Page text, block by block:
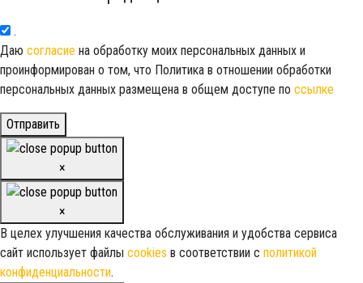
.
Даю согласие на обработку моих персональных данных и
проинформирован о том, что Политика в отношении обработки
персональных данных размещена в общем доступе по ссылке
Отправить
×
×
В целех улучшения качества обслуживания и удобства сервиса
сайт использует файлы cookies в соответствии с политикой
конфиденциальности.